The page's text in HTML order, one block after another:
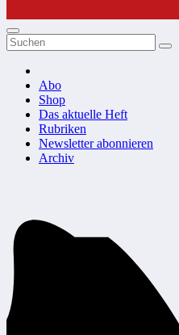
Abo
Shop
Das aktuelle Heft
Rubriken
Newsletter abonnieren
Archiv